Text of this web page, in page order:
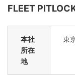
FLEET
本社
所在
地
東